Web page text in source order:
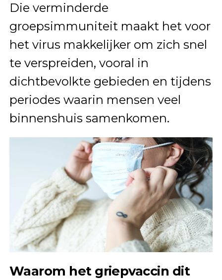
Die verminderde
groepsimmuniteit maakt het voor
het virus makkelijker om zich snel
te verspreiden, vooral in
dichtbevolkte gebieden en tijdens
periodes waarin mensen veel
binnenshuis samenkomen.
Waarom het griepvaccin dit